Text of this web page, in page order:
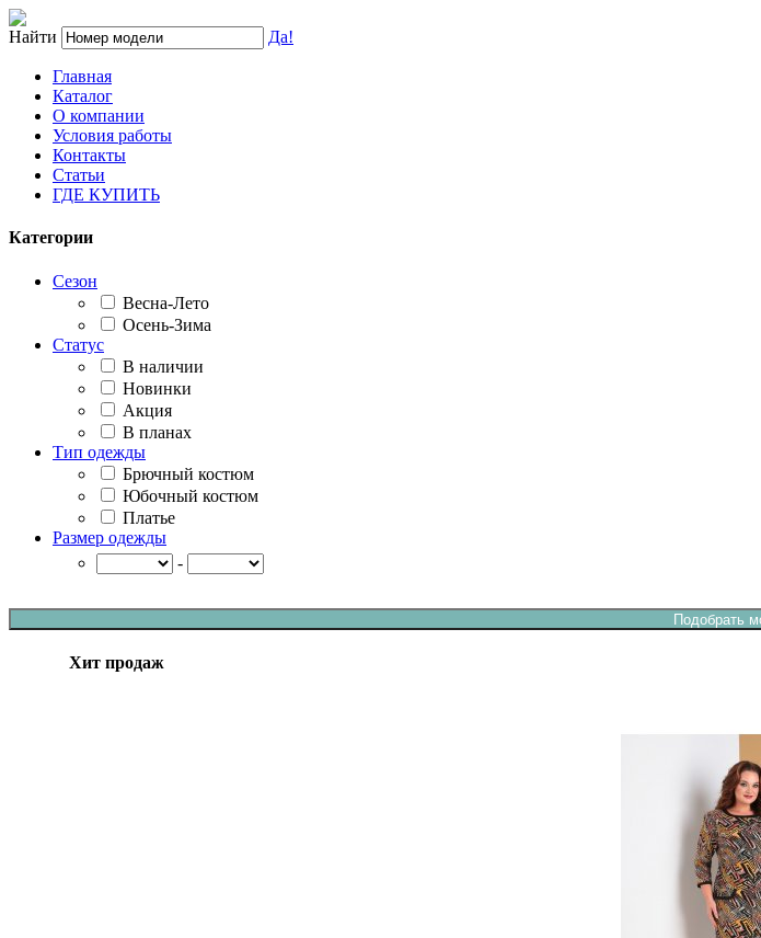
Найти Да!
Главная
Каталог
О компании
Условия работы
Контакты
Статьи
ГДЕ КУПИТЬ
Категории
Сезон
Весна-Лето
Осень-Зима
Статус
В наличии
Новинки
Акция
В планах
Тип одежды
Брючный костюм
Юбочный костюм
Платье
Размер одежды
-
Хит продаж